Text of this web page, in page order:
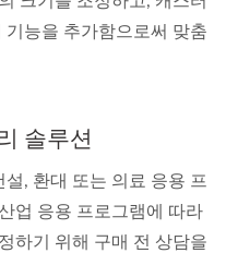
능을 추가함으로써 맞춤
솔루션
, 환대 또는 의료 응용 프
업 응용 프로그램에 따라
하기 위해 구매 전 상담을